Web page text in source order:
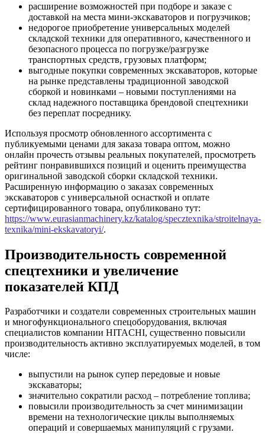
расширение возможностей при подборе и заказе с
доставкой на места мини-экскаваторов и погрузчиков;
недорогое приобретение универсальных моделей
складской техники для оперативного, качественного и
безопасного процесса по погрузке/разгрузке
транспортных средств, грузовых платформ;
выгодные покупки современных экскаваторов, которые
на рынке представлены традиционной заводской
сборкой и новинками – новыми поступлениями на
склад надежного поставщика брендовой спецтехники
без переплат посреднику.
Используя просмотр обновленного ассортимента с
публикуемыми ценами для заказа товара оптом, можно
онлайн прочесть отзывы реальных покупателей, просмотреть
рейтинг понравившихся позиций и оценить преимущества
оригинальной заводской сборки складской техники.
Расширенную информацию о заказах современных
экскаваторов с универсальной оснасткой и оплате
сертифицированного товара, опубликовано тут:
https://www.eurasianmachinery.kz/katalog/specztexnika/stroitelnaya-
texnika/mini-ekskavatoryi/.
Производительность современной
спецтехники и увеличение
показателей КПД
Разработчики и создатели современных строительных машин
и многофункционального спецоборудования, включая
специалистов компании HITACHI, существенно повысили
производительность активно эксплуатируемых моделей, в том
числе:
выпустили на рынок супер передовые и новые
экскаваторы;
значительно сократили расход – потребление топлива;
повысили производительность за счет минимизации
времени на технологические циклы выполняемых
операций и совершаемых манипуляций с грузами.